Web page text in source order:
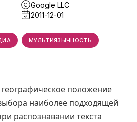
Google LLC
2011-12-01
МУЛЬТИЯЗЫЧНОСТЬ
положение
наиболее подходящей
распознавании текста